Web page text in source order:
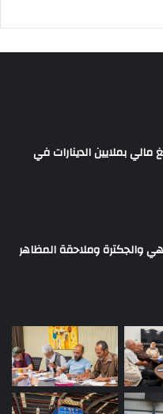
بملايين الدينارات في
والجكترة وملاحقة المظاهر